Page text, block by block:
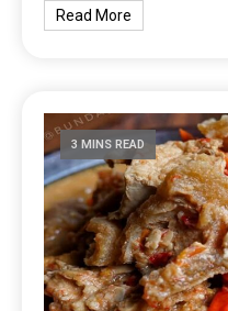
Read More
3 MINS READ